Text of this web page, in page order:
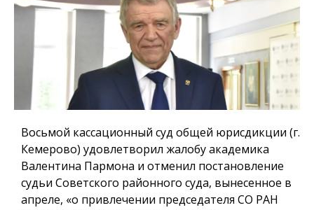
Восьмой кассационный суд общей юрисдикции (г.
Кемерово) удовлетворил жалобу академика
Валентина Пармона и отменил постановление
судьи Советского районного суда, вынесенное в
апреле, «о привлечении председателя СО РАН